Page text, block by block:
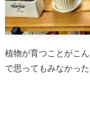
植物が育つことがこ
で思ってもみなかった